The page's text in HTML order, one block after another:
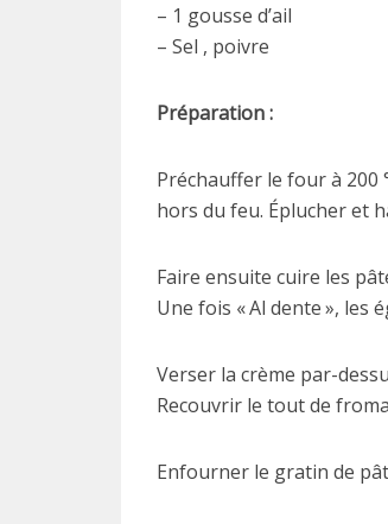
– 1 gousse d’ail
– Sel , poivre
Préparation :
Préchauffer le four à 200
hors du feu. Éplucher et
Faire ensuite cuire les
Une fois « Al dente », les
Verser la crème par-
Recouvrir le tout de
Enfourner le gratin de